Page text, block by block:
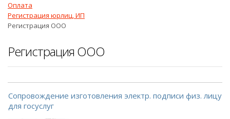
Оплата
Регистрация юрлиц, ИП
Регистрация ООО
Регистрация ООО
Сопровождение изготовления электр. подписи физ. лицу
для госуслуг